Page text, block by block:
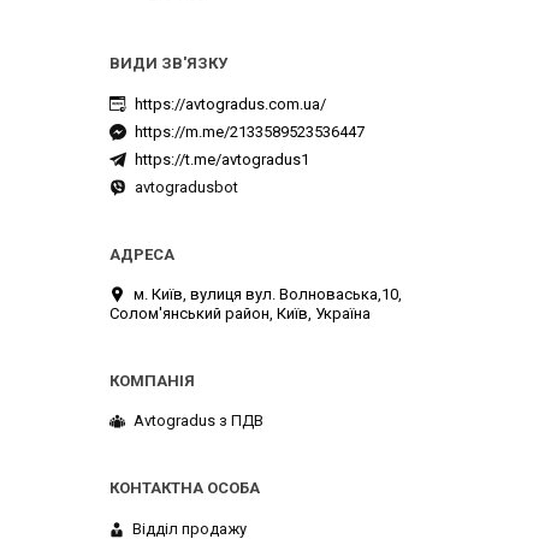
https://avtogradus.com.ua/
https://m.me/2133589523536447
https://t.me/avtogradus1
avtogradusbot
м. Київ, вулиця вул. Волноваська,10,
Солом'янський район, Київ, Україна
Avtogradus з ПДВ
Відділ продажу